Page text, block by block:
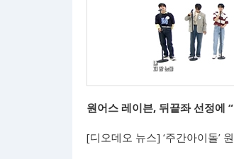
원어스 레이븐, 뒤끝좌 선정에
[디오데오 뉴스] ‘주간아이돌’